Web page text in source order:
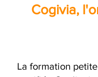
Cogivia,
La formation